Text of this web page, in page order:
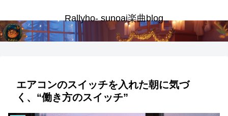
Rallyho- sunoai楽曲blog
エアコンのスイッチを入れた朝に気づ
く、“働き方のスイッチ”